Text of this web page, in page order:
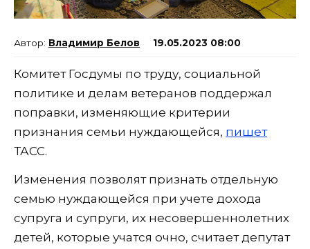
Владимир Белов 19.05.2023 08:00
Комитет Госдумы по труду, социальной
политике и делам ветеранов поддержал
поправки, изменяющие критерии
признания семьи нуждающейся, пишет
ТАСС.
Изменения позволят признать отдельную
семью нуждающейся при учете дохода
супруга и супруги, их несовершеннолетних
детей, которые учатся очно, считает депутат